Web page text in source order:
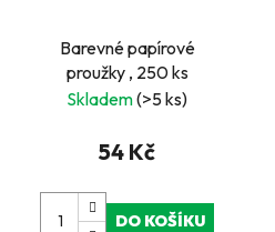
Barevné papírové
proužky , 250 ks
Skladem(>5 ks)
54 Kč
DO KOŠÍKU